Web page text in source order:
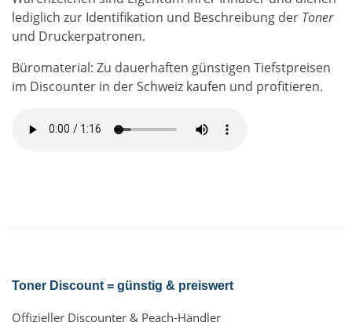
lediglich zur Identifikation und Beschreibung der Toner
und Druckerpatronen.
Büromaterial: Zu dauerhaften günstigen Tiefstpreisen
im Discounter in der Schweiz kaufen und profitieren.
Toner Discount = günstig & preiswert
Offizieller Discounter & Peach-Händler